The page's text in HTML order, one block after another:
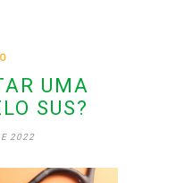
UMA
SUS?
2022